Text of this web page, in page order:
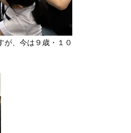
、今は９歳・１０